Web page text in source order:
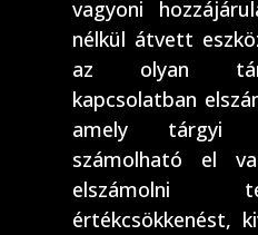
vagyoni
nélkül átvett
az olyan
kapcsolatban
amely tárgyi
számolható el
elszámolni
értékcsökkenést,